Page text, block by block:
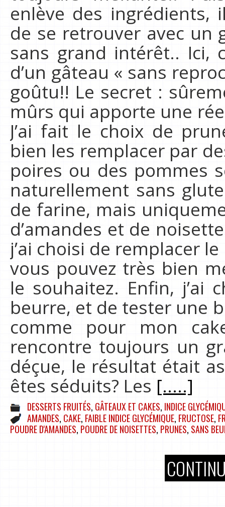
enlève des
de se retrouver avec un
sans grand intérêt.. Ici,
d’un gâteau « sans
goûtu!! Le secret :
mûrs qui apporte une
J’ai fait le choix de
bien les remplacer par
poires ou des pommes
naturellement sans
de farine, mais
d’amandes et de
j’ai choisi de remplacer
vous pouvez très bien
le souhaitez. Enfin, j’ai
beurre, et de tester une
comme pour mon
rencontre toujours un
déçue, le résultat était
êtes séduits? Les [.....]
DESSERTS FRUITÉS, GÂTEAUX ET CAKES, INDICE
AMANDES, CAKE, FAIBLE INDICE GLYCÉMIQUE, FRUCTOSE,
POUDRE D'AMANDES, POUDRE DE NOISETTES, PRUNES, SANS